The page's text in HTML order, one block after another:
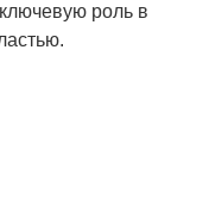
роль в